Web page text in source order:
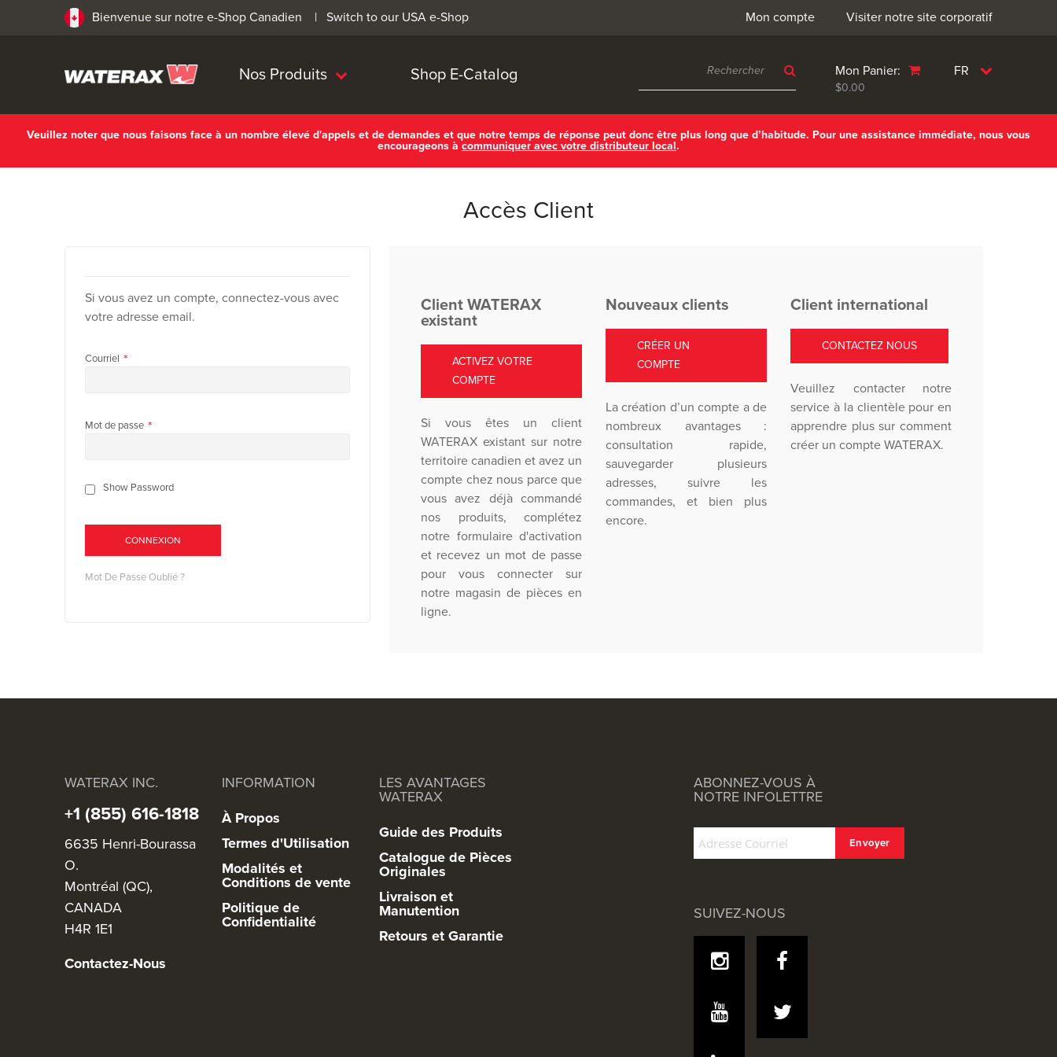
Bienvenue sur notre e-Shop Canadien | Switch to our USA e-Shop Visiter notre site corporatif
Mon compte
FR
Mon Panier:
$0.00
Nos Produits Shop E-Catalog
Veuillez noter que nous faisons face à un nombre élevé d'appels et de demandes et que notre temps de réponse peut donc être plus long que d’habitude. Pour une assistance immédiate, nous vous
encourageons à communiquer avec votre distributeur local.
Accès Client
Si vous avez un compte, connectez-vous avec
votre adresse email.
Courriel
Mot de passe
Show Password
CONNEXION
Mot De Passe Oublié ?
Client WATERAX
existant
ACTIVEZ VOTRE
COMPTE
Si vous êtes un client
WATERAX existant sur notre
territoire canadien et avez un
compte chez nous parce que
vous avez déjà commandé
nos produits, complétez
notre formulaire d'activation
et recevez un mot de passe
pour vous connecter sur
notre magasin de pièces en
ligne.
Nouveaux clients
CRÉER UN
COMPTE
La création d’un compte a de
nombreux avantages :
consultation rapide,
sauvegarder plusieurs
adresses, suivre les
commandes, et bien plus
encore.
Client international
CONTACTEZ NOUS
Veuillez contacter notre
service à la clientèle pour en
apprendre plus sur comment
créer un compte WATERAX.
WATERAX INC.
+1 (855) 616-1818
6635 Henri-Bourassa
O.
Montréal (QC),
CANADA
H4R 1E1
Contactez-Nous
INFORMATION
À Propos
Termes d'Utilisation
Modalités et
Conditions de vente
Politique de
Confidentialité
LES AVANTAGES
WATERAX
Guide des Produits
Catalogue de Pièces
Originales
Livraison et
Manutention
Retours et Garantie
ABONNEZ-VOUS À
NOTRE INFOLETTRE
SUIVEZ-NOUS